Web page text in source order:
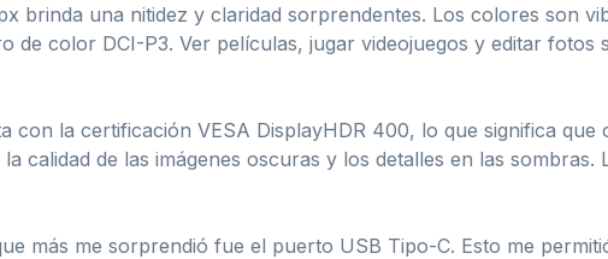
brinda una nitidez y claridad sorprendentes. Los colores son
de color DCI-P3. Ver películas, jugar videojuegos y editar fotos
con la certificación VESA DisplayHDR 400, lo que significa
calidad de las imágenes oscuras y los detalles en las sombras.
más me sorprendió fue el puerto USB Tipo-C. Esto me